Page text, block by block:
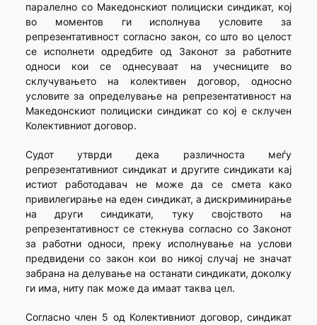
паралелно со Македонскиот полициски синдикат, кој
во моментов ги исполнува условите за
репрезентативност согласно закон, со што во целост
се исполнети одредбите од Законот за работните
односи кои се однесуваат на учесниците во
склучувањето на колективен договор, односно
условите за определување на репрезентативност на
Македонскиот полициски синдикат со кој е склучен
Колективниот договор.
Судот утврди дека различноста меѓу
репрезентативниот синдикат и другите синдикати кај
истиот работодавач не може да се смета како
привилегирање на еден синдикат, а дискриминирање
на други синдикати, туку својството на
репрезентативност се стекнува согласно со Законот
за работни односи, преку исполнување на услови
предвидени со закон кои во никој случај не значат
забрана на делување на останати синдикати, доколку
ги има, ниту пак може да имаат таква цел.
Согласно член 5 од Колективниот договор, синдикат